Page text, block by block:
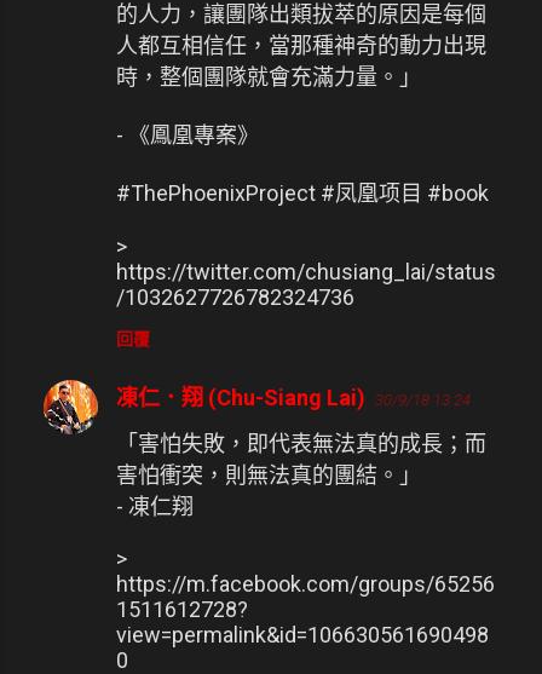
的人力，讓團隊出類拔萃的原因是每個
人都互相信任，當那種神奇的動力出現
時，整個團隊就會充滿力量。」
- 《鳳凰專案》
#ThePhoenixProject #凤凰项目 #book
>
https://twitter.com/chusiang_lai/status
/1032627726782324736
回覆
凍仁．翔 (Chu-Siang Lai) 30/9/18 13:24
「害怕失敗，即代表無法真的成長；而
害怕衝突，則無法真的團結。」
- 凍仁翔
>
https://m.facebook.com/groups/65256
1511612728?
view=permalink&id=106630561690498
0